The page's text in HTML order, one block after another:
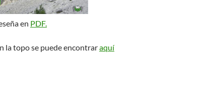
en PDF.
la topo se puede encontraraquí
Di Gloria. Piccolo Lagazuoi